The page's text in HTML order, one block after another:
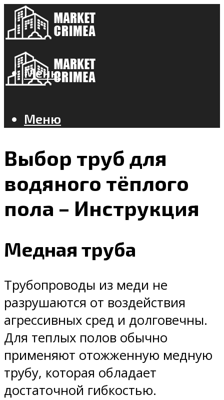
Меню
Меню
Выбор труб для
водяного тёплого
пола – Инструкция
Медная труба
Трубопроводы из меди не
разрушаются от воздействия
агрессивных сред и долговечны.
Для теплых полов обычно
применяют отожженную медную
трубу, которая обладает
достаточной гибкостью.